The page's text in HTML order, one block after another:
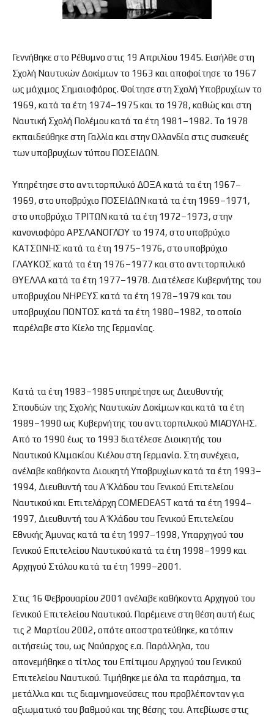
Γεννήθηκε στο Ρέθυμνο στις 19 Απριλίου 1945. Εισήλθε στη
Σχολή Ναυτικών Δοκίμων το 1963 και αποφοίτησε το 1967
ως μάχιμος Σημαιοφόρος. Φοίτησε στη Σχολή Υποβρυχίων το
1969, κατά τα έτη 1974–1975 και το 1978, καθώς και στη
Ναυτική Σχολή Πολέμου κατά τα έτη 1981–1982. Το 1978
εκπαιδεύθηκε στη Γαλλία και στην Ολλανδία στις συσκευές
των υποβρυχίων τύπου ΠΟΣΕΙΔΩΝ.
Υπηρέτησε στο αντιτορπιλικό ΔΟΞΑ κατά τα έτη 1967–
1969, στο υποβρύχιο ΠΟΣΕΙΔΩΝ κατά τα έτη 1969–1971,
στο υποβρύχιο ΤΡΙΤΩΝ κατά τα έτη 1972–1973, στην
κανονιοφόρο ΑΡΣΛΑΝΟΓΛΟΥ το 1974, στο υποβρύχιο
ΚΑΤΣΩΝΗΣ κατά τα έτη 1975–1976, στο υποβρύχιο
ΓΛΑΥΚΟΣ κατά τα έτη 1976–1977 και στο αντιτορπιλικό
ΘΥΕΛΛΑ κατά τα έτη 1977–1978. Διατέλεσε Κυβερνήτης του
υποβρυχίου ΝΗΡΕΥΣ κατά τα έτη 1978–1979 και του
υποβρυχίου ΠΟΝΤΟΣ κατά τα έτη 1980–1982, το οποίο
παρέλαβε στο Κίελο της Γερμανίας.
Κατά τα έτη 1983–1985 υπηρέτησε ως Διευθυντής
Σπουδών της Σχολής Ναυτικών Δοκίμων και κατά τα έτη
1989–1990 ως Κυβερνήτης του αντιτορπιλικού ΜΙΑΟΥΛΗΣ.
Από το 1990 έως το 1993 διατέλεσε Διοικητής του
Ναυτικού Κλιμακίου Κιέλου στη Γερμανία. Στη συνέχεια,
ανέλαβε καθήκοντα Διοικητή Υποβρυχίων κατά τα έτη 1993–
1994, Διευθυντή του Α΄ Κλάδου του Γενικού Επιτελείου
Ναυτικού και Επιτελάρχη COMEDEAST κατά τα έτη 1994–
1997, Διευθυντή του Α΄ Κλάδου του Γενικού Επιτελείου
Εθνικής Άμυνας κατά τα έτη 1997–1998, Υπαρχηγού του
Γενικού Επιτελείου Ναυτικού κατά τα έτη 1998–1999 και
Αρχηγού Στόλου κατά τα έτη 1999–2001.
Στις 16 Φεβρουαρίου 2001 ανέλαβε καθήκοντα Αρχηγού του
Γενικού Επιτελείου Ναυτικού. Παρέμεινε στη θέση αυτή έως
τις 2 Μαρτίου 2002, οπότε αποστρατεύθηκε, κατόπιν
αιτήσεώς του, ως Ναύαρχος ε.α. Παράλληλα, του
απονεμήθηκε ο τίτλος του Επίτιμου Αρχηγού του Γενικού
Επιτελείου Ναυτικού. Τιμήθηκε με όλα τα παράσημα, τα
μετάλλια και τις διαμνημονεύσεις που προβλέπονταν για
αξιωματικό του βαθμού και της θέσης του. Απεβίωσε στις